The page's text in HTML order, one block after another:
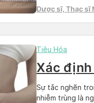
điều trị trên
Dược sĩ, Thạc sĩ
Tiêu Hóa
Xác
Sự tắc nghẽn
nhiễm trùng là